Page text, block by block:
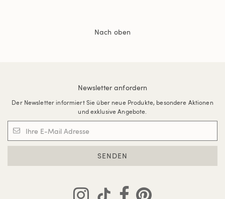
Nach oben
Newsletter anfordern
Der Newsletter informiert Sie über neue Produkte, besondere Aktionen
und exklusive Angebote.
SENDEN